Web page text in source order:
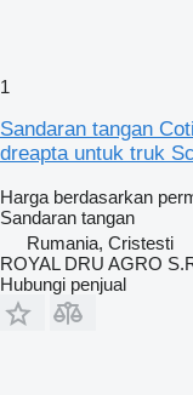
1
Sandaran tangan
dreapta untuk truk
Harga berdasarkan
Sandaran tangan
Rumania, Cristesti
ROYAL DRU AGRO
Hubungi penjual